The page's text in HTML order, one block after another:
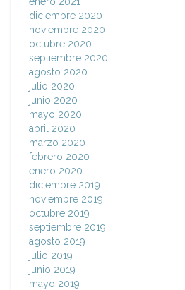
diciembre 2020
noviembre 2020
octubre 2020
septiembre 2020
agosto 2020
julio 2020
junio 2020
mayo 2020
abril 2020
marzo 2020
febrero 2020
enero 2020
diciembre 2019
noviembre 2019
octubre 2019
septiembre 2019
agosto 2019
julio 2019
junio 2019
mayo 2019